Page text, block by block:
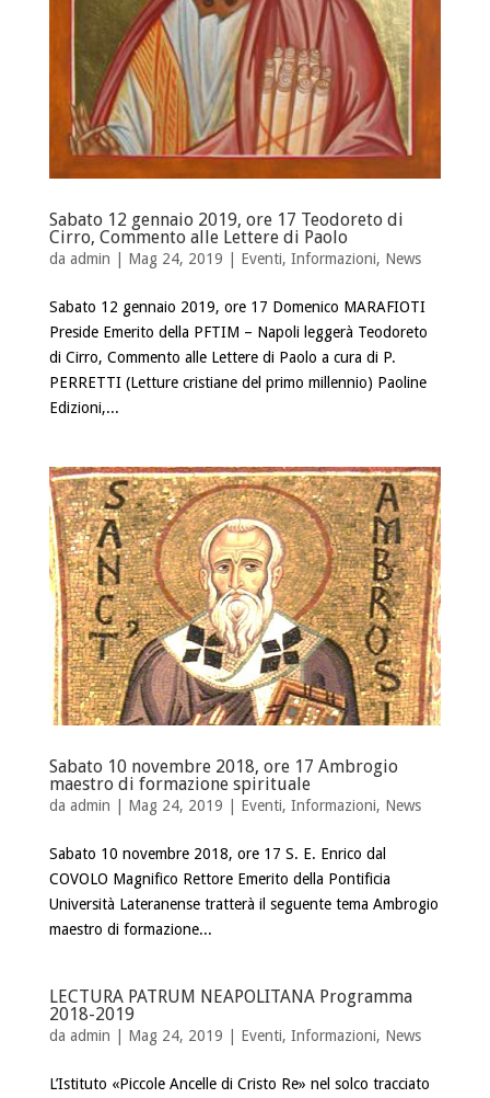
Sabato 12 gennaio 2019, ore 17 Teodoreto di
Cirro, Commento alle Lettere di Paolo
da admin | Mag 24, 2019 | Eventi, Informazioni, News
Sabato 12 gennaio 2019, ore 17 Domenico MARAFIOTI
Preside Emerito della PFTIM – Napoli leggerà Teodoreto
di Cirro, Commento alle Lettere di Paolo a cura di P.
PERRETTI (Letture cristiane del primo millennio) Paoline
Edizioni,...
Sabato 10 novembre 2018, ore 17 Ambrogio
maestro di formazione spirituale
da admin | Mag 24, 2019 | Eventi, Informazioni, News
Sabato 10 novembre 2018, ore 17 S. E. Enrico dal
COVOLO Magnifico Rettore Emerito della Pontificia
Università Lateranense tratterà il seguente tema Ambrogio
maestro di formazione...
LECTURA PATRUM NEAPOLITANA Programma
2018-2019
da admin | Mag 24, 2019 | Eventi, Informazioni, News
L’Istituto «Piccole Ancelle di Cristo Re» nel solco tracciato